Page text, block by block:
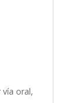
oral,